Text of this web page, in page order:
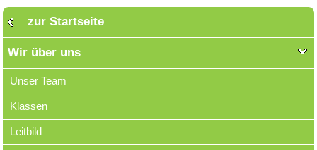
zur Startseite
Wir über uns
Unser Team
Klassen
Leitbild